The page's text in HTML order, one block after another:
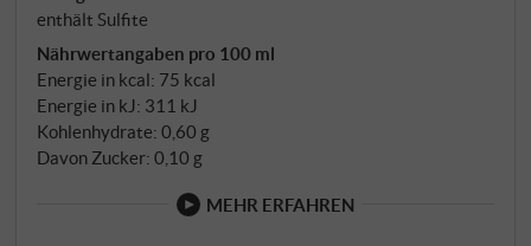
enthält Sulfite
Nährwertangaben pro 100 ml
Energie in kcal: 75 kcal
Energie in kJ: 311 kJ
Kohlenhydrate: 0,60 g
Davon Zucker: 0,10 g
MEHR ERFAHREN